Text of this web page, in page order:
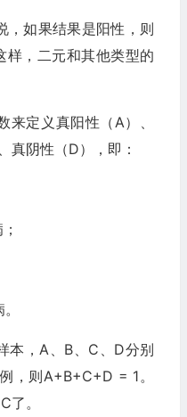
，如果结果是阳性，则
，二元和其他类型的
来定义真阳性（A）、
真阴性（D），即：
本，A、B、C、D分别
，则A+B+C+D = 1。
。